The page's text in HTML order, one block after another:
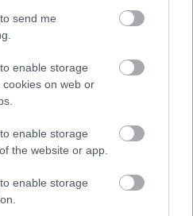
send me
enable storage
on web or
enable storage
the website or app.
enable storageÉS MÉG EGY SOR
EZEN A HÉTVÉGÉN